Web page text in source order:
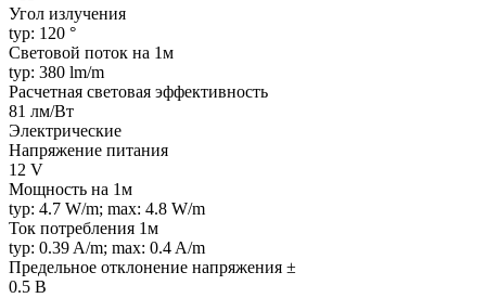
Угол излучения
typ: 120 °
Световой поток на 1м
typ: 380 lm/m
Расчетная световая эффективность
81 лм/Вт
Электрические
Напряжение питания
12 V
Мощность на 1м
typ: 4.7 W/m; max: 4.8 W/m
Ток потребления 1м
typ: 0.39 A/m; max: 0.4 A/m
Предельное отклонение напряжения ±
0.5 В